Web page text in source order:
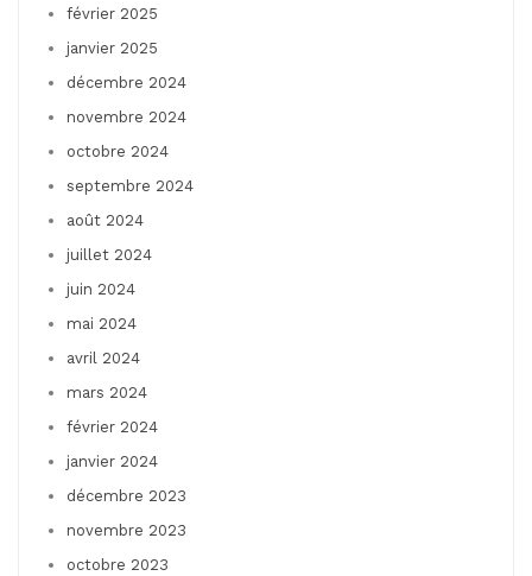
février 2025
janvier 2025
décembre 2024
novembre 2024
octobre 2024
septembre 2024
août 2024
juillet 2024
juin 2024
mai 2024
avril 2024
mars 2024
février 2024
janvier 2024
décembre 2023
novembre 2023
octobre 2023